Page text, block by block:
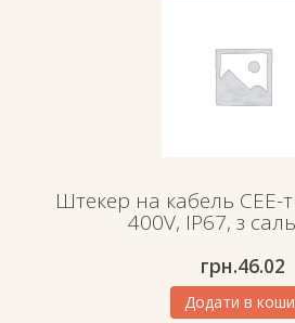
Штекер на кабель СЕЕ-
400V, IP67, з
грн.46.02
Додати в